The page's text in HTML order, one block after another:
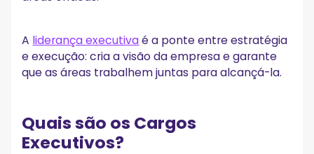
Perguntas Frequentes
Quantas pessoas deve ter uma equipe executiva?
Qual a diferença entre time de gestão e equipe executiva?
O que acontece quando a equipe executiva não está
alinhada?
Uma pequena empresa pode ter uma equipe executiva?
A liderança executivaé a ponte entre estratégia
e execução: cria a visão da empresa e garante
que as áreas trabalhem juntas para alcançá-la.
Quais são os Cargos
Executivos?